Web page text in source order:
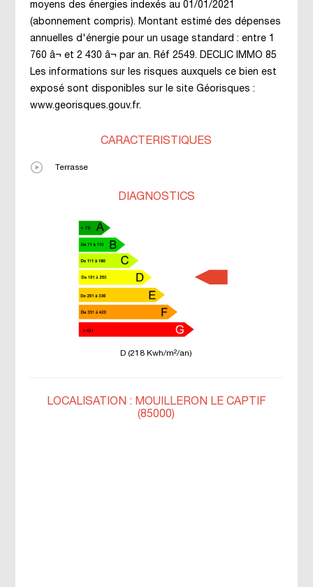
moyens des énergies indexés au 01/01/2021
(abonnement compris). Montant estimé des dépenses
annuelles d'énergie pour un usage standard : entre 1
760 â¬ et 2 430 â¬ par an. Réf 2549. DECLIC IMMO 85
Les informations sur les risques auxquels ce bien est
exposé sont disponibles sur le site Géorisques :
www.georisques.gouv.fr.
CARACTÉRISTIQUES
Terrasse
DIAGNOSTICS
D (218 Kwh/m²/an)
LOCALISATION : MOUILLERON LE CAPTIF
(85000)